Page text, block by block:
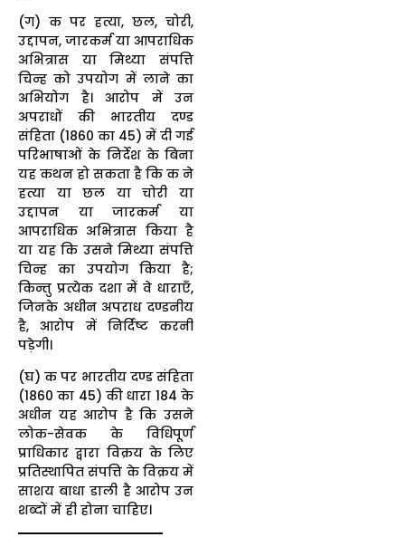
(ग) क पर हत्या, छल, चोरी,
उद्दापन, जारकर्म या आपराधिक
अभित्रास या मिथ्या संपत्ति
चिन्ह को उपयोग में लाने का
अभियोग है। आरोप में उन
अपराधों की भारतीय दण्ड
संहिता (1860 का 45) में दी गई
परिभाषाओं के निर्देश के बिना
यह कथन हो सकता है कि क ने
हत्या या छल या चोरी या
उद्दापन या जारकर्म या
आपराधिक अभित्रास किया है
या यह कि उसने मिथ्या संपत्ति
चिन्ह का उपयोग किया है;
किन्तु प्रत्येक दशा में वे धाराएँ,
जिनके अधीन अपराध दण्डनीय
है, आरोप में निर्दिष्ट करनी
पड़ेगी।
(घ) क पर भारतीय दण्ड संहिता
(1860 का 45) की धारा 184 के
अधीन यह आरोप है कि उसने
लोक-सेवक के विधिपूर्ण
प्राधिकार द्वारा विक्रय के लिए
प्रतिस्थापित संपत्ति के विक्रय में
साशय बाधा डाली है आरोप उन
शब्दों में ही होना चाहिए।